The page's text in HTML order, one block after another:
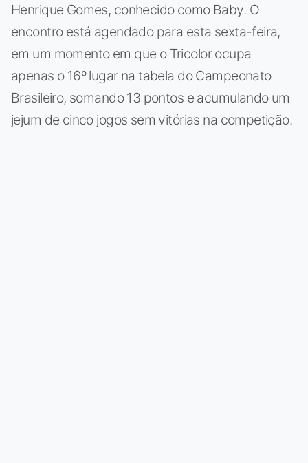
Henrique Gomes, conhecido como Baby. O
encontro está agendado para esta sexta-feira,
em um momento em que o Tricolor ocupa
apenas o 16º lugar na tabela do Campeonato
Brasileiro, somando 13 pontos e acumulando um
jejum de cinco jogos sem vitórias na competição.